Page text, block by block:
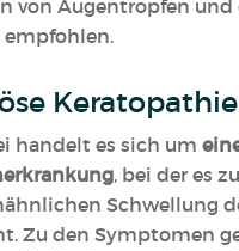
von Augentropfen und
empfohlen.
Keratopathie
handelt es sich um
, bei der es
Schwellung
Zu den Symptomen